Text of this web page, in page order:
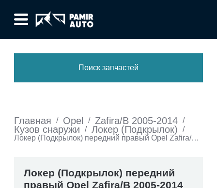
Поиск запчастей
Главная / Opel / Zafira/B 2005-2014 /
Кузов снаружи / Локер (Подкрылок)
/
Локер (Подкрылок) передний правый Opel Zafira/B
Локер (Подкрылок) передний
правый Opel Zafira/B 2005-2014